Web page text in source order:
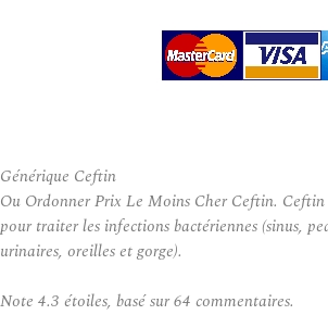
Générique Ceftin
Ou Ordonner Prix Le Moins Cher Ceftin.
pour traiter les infections bactériennes (sinus,
urinaires, oreilles et gorge).
Note 4.3 étoiles, basé sur64 commentaires.